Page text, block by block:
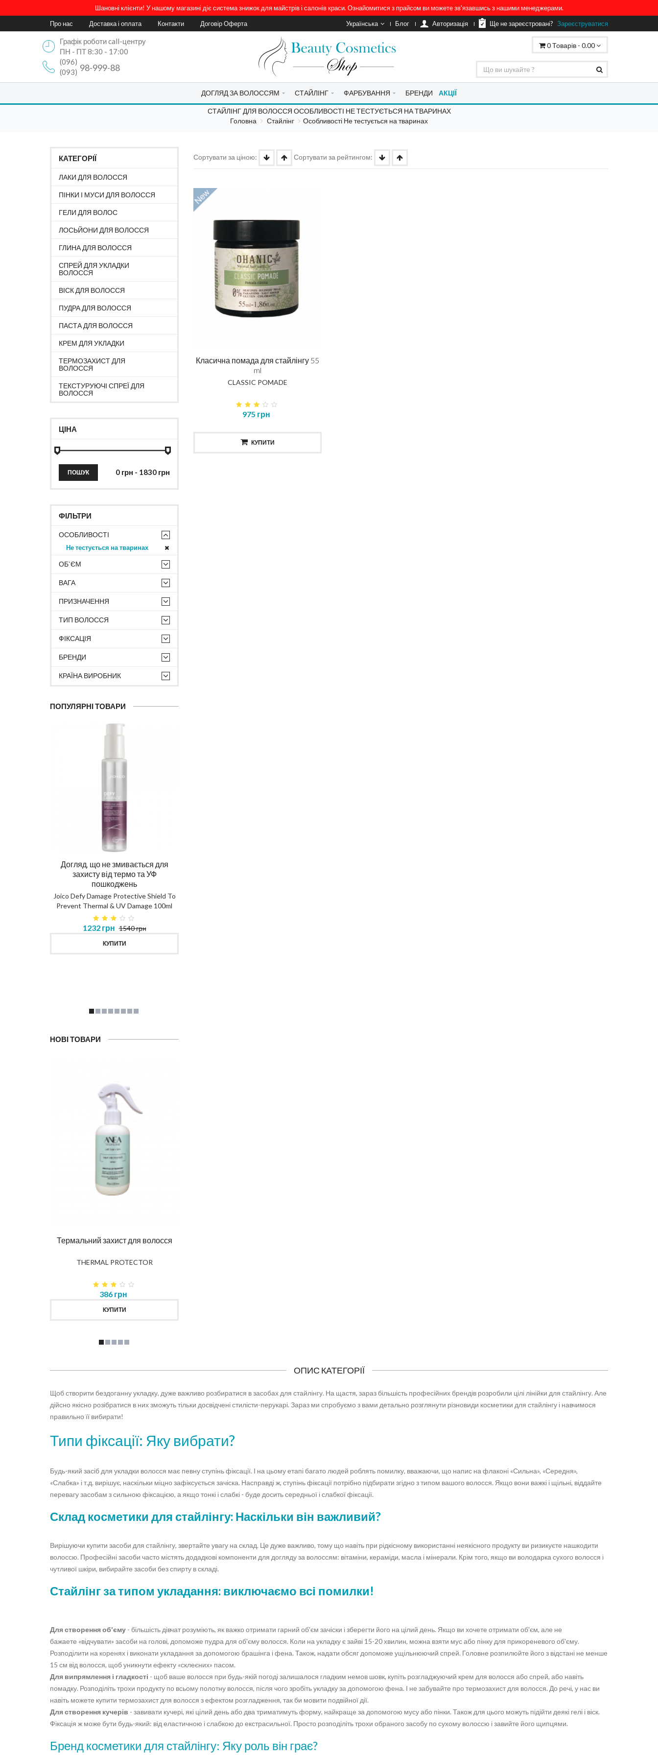
Шановні клієнти! У нашому магазині діє система знижок для майстрів і салонів краси. Ознайомитися з прайсом ви можете зв'язавшись з нашими менеджерами.
Про нас
Доставка і оплата Контакти Договір Оферта Українська Блог Aвторизація Ще не зареєстровані? Зареєструватися
Графік роботи call-центру
ПН - ПТ 8:30 - 17:00
(096)
98-999-88
(093)
0Товарів - 0.00
ДОГЛЯД ЗА ВОЛОССЯМ СТАЙЛІНГ ФАРБУВАННЯ БРЕНДИ АКЦІЇ
СТАЙЛІНГ ДЛЯ ВОЛОССЯ ОСОБЛИВОСТІ НЕ ТЕСТУЄТЬСЯ НА ТВАРИНАХ
Головна
Стайлінг Особливості Не тестується на тваринах
КАТЕГОРІЇ
ЛАКИ ДЛЯ ВОЛОССЯ
ПІНКИ І МУСИ ДЛЯ ВОЛОССЯ
ГЕЛИ ДЛЯ ВОЛОС
ЛОСЬЙОНИ ДЛЯ ВОЛОССЯ
ГЛИНА ДЛЯ ВОЛОССЯ
СПРЕЙ ДЛЯ УКЛАДКИ
ВОЛОССЯ
ВІСК ДЛЯ ВОЛОССЯ
ПУДРА ДЛЯ ВОЛОССЯ
ПАСТА ДЛЯ ВОЛОССЯ
КРЕМ ДЛЯ УКЛАДКИ
ТЕРМОЗАХИСТ ДЛЯ
ВОЛОССЯ
ТЕКСТУРУЮЧІ СПРЕЇ ДЛЯ
ВОЛОССЯ
ЦІНА
ПОШУК
ФІЛЬТРИ
ОСОБЛИВОСТІ
Не тестується на тваринах
ОБ`ЄМ
ВАГА
ПРИЗНАЧЕННЯ
ТИП ВОЛОССЯ
ФІКСАЦІЯ
БРЕНДИ
КРАЇНА ВИРОБНИК
ПОПУЛЯРНІ ТОВАРИ
Догляд, що не змивається для
захисту від термо та УФ
пошкоджень
Joico Defy Damage Protective Shield To
Prevent Thermal & UV Damage 100ml
1232 грн 1540 грн
КУПИТИ
НОВІ ТОВАРИ
Термальний захист для волосся
THERMAL PROTECTOR
386 грн
КУПИТИ
Сортувати за ціною: Сортувати за рейтингом:
Класична помада для стайлінгу 55
ml
CLASSIC POMADE
975 грн
КУПИТИ
ОПИС КАТЕГОРІЇ
Щоб створити бездоганну укладку, дуже важливо розбиратися в засобах для стайлінгу. На щастя, зараз більшість професійних брендів розробили цілі лінійки для стайлінгу. Але
дійсно якісно розібратися в них зможуть тільки досвідчені стилісти-перукарі. Зараз ми спробуємо з вами детально розглянути різновиди косметики для стайлінгу і навчимося
правильно її вибирати!
Типи фіксації: Яку вибрати?
Будь-який засіб для укладки волосся має певну ступінь фіксації. І на цьому етапі багато людей роблять помилку, вважаючи, що напис на флаконі «Сильна», «Середня»,
«Слабка» і т.д. вирішує, наскільки міцно зафіксується зачіска. Насправді ж, ступінь фіксації потрібно підбирати згідно з типом вашого волосся. Якщо вони важкі і щільні, віддайте
перевагу засобам з сильною фіксацією, а якщо тонкі і слабкі - буде досить середньої і слабкої фіксації.
Склад косметики для стайлінгу: Наскільки він важливий?
Вирішуючи купити засоби для стайлінгу, звертайте увагу на склад. Це дуже важливо, тому що навіть при рідкісному використанні неякісного продукту ви ризикуєте нашкодити
волоссю. Професійні засоби часто містять додадкові компоненти для догляду за волоссям: вітаміни, кераміди, масла і мінерали. Крім того, якщо ви володарка сухого волосся і
чутливої ​​шкіри, вибирайте засоби без спирту в складі.
Стайлінг за типом укладання: виключаємо всі помилки!
Для створення об'єму - більшість дівчат розуміють, як важко отримати гарний об'єм зачіски і зберегти його на цілий день. Якщо ви хочете отримати об'єм, але не
бажаете «відчувати» засоби на голові, допоможе пудра для об'єму волосся. Коли на укладку є зайві 15-20 хвилин, можна взяти мус або пінку для прикореневого об'єму.
Розподілити на коренях і виконати укладання за допомогою брашінга і фена. Також, надати обсяг допоможе ущільнюючий спрей. Головне розпилюйте його з відстані не менше
15 см від волосся, щоб уникнути ефекту «склеєних» пасом.
Для випрямлення і гладкості - щоб ваше волосся при будь-якій погоді залишалося гладким немов шовк, купіть розгладжуючий крем для волосся або спрей, або навіть
помадку. Розподіліть трохи продукту по всьому полотну волосся, після чого зробіть укладку за допомогою фена. І не забувайте про термозахист для волосся. До речі, у нас ви
навіть можете купити термозахист для волосся з ефектом розгладження, так би мовити подвійної дії.
Для створення кучерів - завивати кучері, які цілий день або два триматимуть форму, найкраще за допомогою мусу або пінки. Також для цього можуть підійти деякі гелі і віск.
Фіксація ж може бути будь-який: від еластичною і слабкою до екстрасильної. Просто розподіліть трохи обраного засобу по сухому волоссю і завийте його щипцями.
Бренд косметики для стайлінгу: Яку роль він грає?